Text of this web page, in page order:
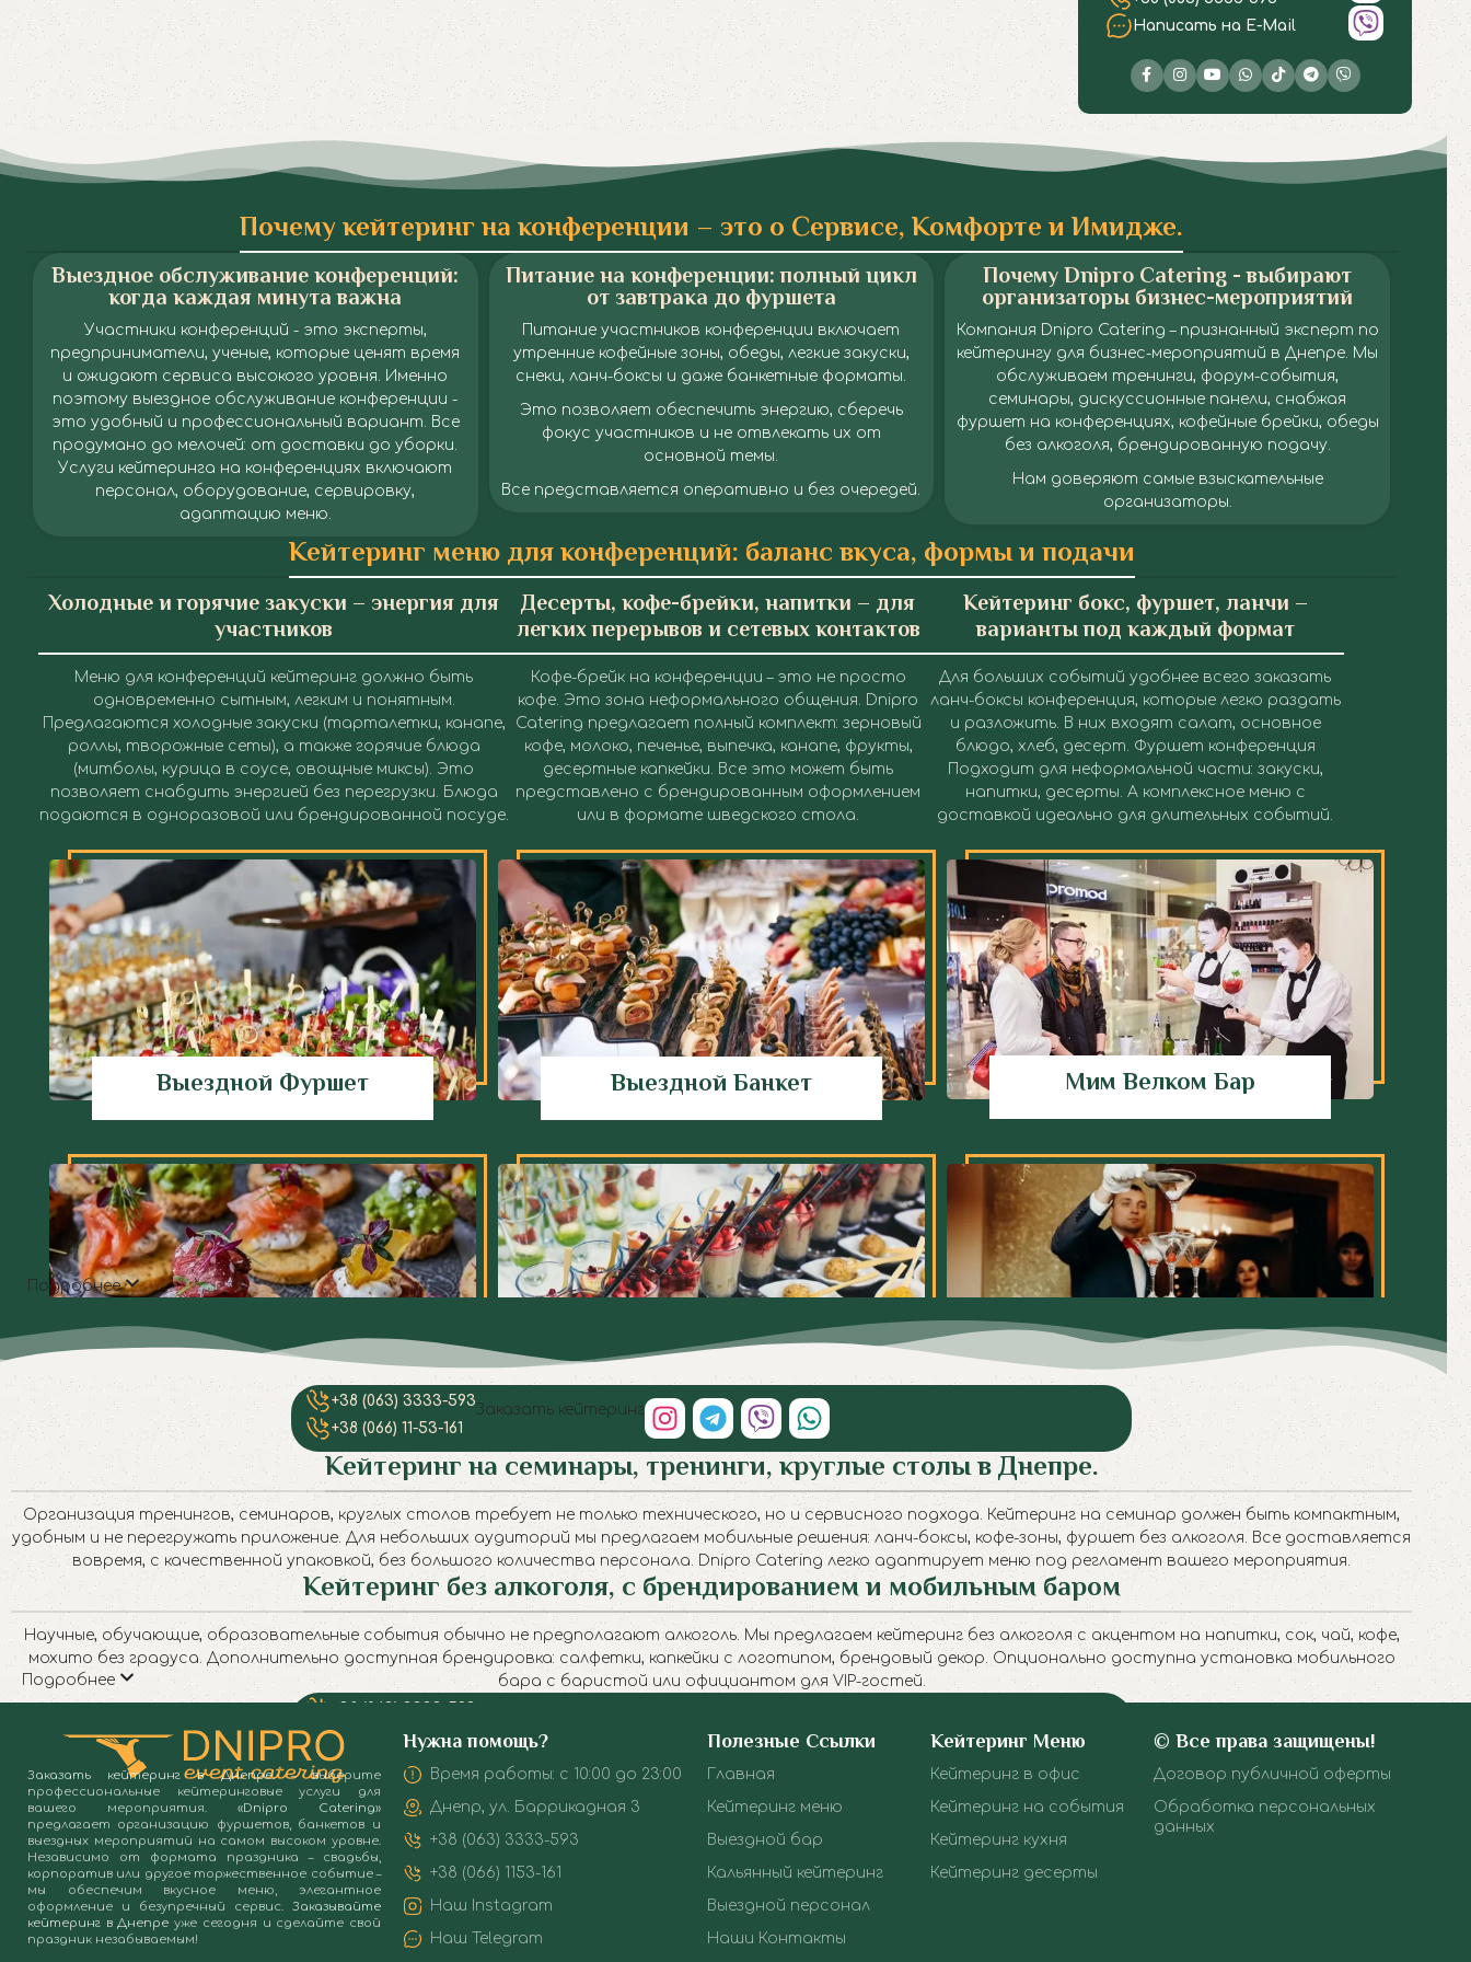
Написать на E-Mail
Почему кейтеринг на конференции – это о Сервисе, Комфорте и Имидже.
Выездное обслуживание конференций:
когда каждая минута важна
Участники конференций - это эксперты,
предприниматели, ученые, которые ценят время
и ожидают сервиса высокого уровня. Именно
поэтому выездное обслуживание конференции -
это удобный и профессиональный вариант. Все
продумано до мелочей: от доставки до уборки.
Услуги кейтеринга на конференциях включают
персонал, оборудование, сервировку,
адаптацию меню.
Питание на конференции: полный цикл
от завтрака до фуршета
Питание участников конференции включает
утренние кофейные зоны, обеды, легкие закуски,
снеки, ланч-боксы и даже банкетные форматы.
Это позволяет обеспечить энергию, сберечь
фокус участников и не отвлекать их от
основной темы.
Все представляется оперативно и без очередей.
Почему Dnipro Catering - выбирают
организаторы бизнес-мероприятий
Компания Dnipro Catering – признанный эксперт по
кейтерингу для бизнес-мероприятий в Днепре. Мы
обслуживаем тренинги, форум-события,
семинары, дискуссионные панели, снабжая
фуршет на конференциях, кофейные брейки, обеды
без алкоголя, брендированную подачу.
Нам доверяют самые взыскательные
организаторы.
Кейтеринг на Конференцию в Днепре
Кейтеринг на Конференцию в Днепре
Кейтеринг на Конференцию в Днепре
Кейтеринг на Конференцию в Днепре
Кейтеринг на Конференцию в Днепре
Кейтеринг на Конференцию в Днепре
Кейтеринг на Конференцию в Днепре
Кейтеринг на Конференцию в Днепре
Кейтеринг на Конференцию в Днепре
Кейтеринг на Конференцию в Днепре
Кейтеринг на Конференцию в Днепре
Кейтеринг на Конференцию в Днепре
Кейтеринг меню для конференций: баланс вкуса, формы и подачи
Холодные и горячие закуски – энергия для
участников
Меню для конференций кейтеринг должно быть
одновременно сытным, легким и понятным.
Предлагаются холодные закуски (тарталетки, канапе,
роллы, творожные сеты), а также горячие блюда
(митболы, курица в соусе, овощные миксы). Это
позволяет снабдить энергией без перегрузки. Блюда
подаются в одноразовой или брендированной посуде.
Десерты, кофе-брейки, напитки – для
легких перерывов и сетевых контактов
Кофе-брейк на конференции – это не просто
кофе. Это зона неформального общения. Dnipro
Catering предлагает полный комплект: зерновый
кофе, молоко, печенье, выпечка, канапе, фрукты,
десертные капкейки. Все это может быть
представлено с брендированным оформлением
или в формате шведского стола.
Кейтеринг бокс, фуршет, ланчи –
варианты под каждый формат
Для больших событий удобнее всего заказать
ланч-боксы конференция, которые легко раздать
и разложить. В них входят салат, основное
блюдо, хлеб, десерт. Фуршет конференция
Подходит для неформальной части: закуски,
напитки, десерты. А комплексное меню с
доставкой идеально для длительных событий.
Выездной Фуршет Выездной Банкет Мим Велком Бар
Кейтеринг Кухня Кейтеринг Десерты Пирамида Из Шампанского
Кофейный Бар Чайный Бар Бар Коктейль
Подробнее
+38 (063) 3333-593
+38 (066) 11-53-161
Заказать кейтеринг
Кейтеринг на семинары, тренинги, круглые столы в Днепре.
Организация тренингов, семинаров, круглых столов требует не только технического, но и сервисного подхода. Кейтеринг на семинар должен быть компактным,
удобным и не перегружать приложение. Для небольших аудиторий мы предлагаем мобильные решения: ланч-боксы,кофе-зоны, фуршет без алкоголя. Все доставляется
вовремя, с качественной упаковкой, без большого количества персонала. Dnipro Catering легко адаптирует меню под регламент вашего мероприятия.
Кейтеринг без алкоголя, с брендированием и мобильным баром
Научные, обучающие, образовательные события обычно не предполагают алкоголь. Мы предлагаем кейтеринг без алкоголя с акцентом на напитки, сок, чай, кофе,
мохито без градуса. Дополнительно доступная брендировка: салфетки, капкейки с логотипом, брендовый декор. Опционально доступна установка мобильного
бара с баристой или официантом для VIP-гостей.
+38 (066) 11-53-161
Подробнее
Заказать кейтеринг в Днепре.– выберите
профессиональные кейтеринговые услуги для
вашего мероприятия. «Dnipro Catering»
предлагает организацию фуршетов, банкетов и
выездных мероприятий на самом высоком уровне.
Независимо от формата праздника – свадьбы,
корпоратив или другое торжественное событие –
мы обеспечим вкусное меню, элегантное
оформление и безупречный сервис. Заказывайте
кейтеринг в Днепре уже сегодня и сделайте свой
праздник незабываемым!
Нужна помощь?
Время работы: с 10:00 до 23:00
Днепр, ул. Баррикадная 3
+38 (063) 3333-593
+38 (066) 1153-161
Наш Instagram
Наш Telegram
Полезные Ссылки
Главная
Кейтеринг меню
Выездной бар
Кальянный кейтеринг
Выездной персонал
Наши Контакты
Кейтеринг Меню
Кейтеринг в офис
Кейтеринг на события
Кейтеринг кухня
Кейтеринг десерты
© Все права защищены!
Договор публичной оферты
Обработка персональных
данных